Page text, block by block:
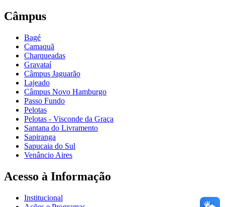
Câmpus
Bagé
Camaquã
Charqueadas
Gravataí
Câmpus Jaguarão
Lajeado
Câmpus Novo Hamburgo
Passo Fundo
Pelotas
Pelotas - Visconde da Graça
Santana do Livramento
Sapiranga
Sapucaia do Sul
Venâncio Aires
Acesso à Informação
Institucional